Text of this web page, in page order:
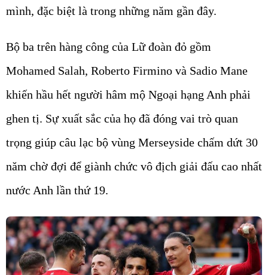
mình, đặc biệt là trong những năm gần đây.
Bộ ba trên hàng công của Lữ đoàn đỏ gồm
Mohamed Salah, Roberto Firmino và Sadio Mane
khiến hầu hết người hâm mộ Ngoại hạng Anh phải
ghen tị. Sự xuất sắc của họ đã đóng vai trò quan
trọng giúp câu lạc bộ vùng Merseyside chấm dứt 30
năm chờ đợi để giành chức vô địch giải đấu cao nhất
nước Anh lần thứ 19.